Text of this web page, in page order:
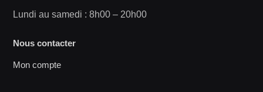
Lundi au samedi : 8h00 – 20h00
Nous contacter
Mon compte